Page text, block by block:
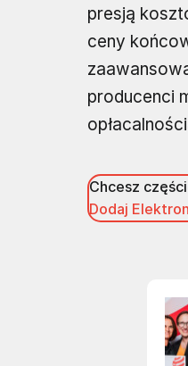
presją
ceny
producenci
Chcesz
Dodaj